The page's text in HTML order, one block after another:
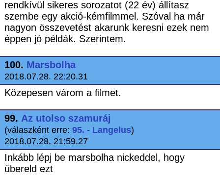
rendkívül sikeres sorozatot (22 év) állítasz
szembe egy akció-kémfilmmel. Szóval ha már
nagyon összevetést akarunk keresni ezek nem
éppen jó példák. Szerintem.
100. Marsbolha
2018.07.28. 22:20.31
Közepesen várom a filmet.
99. Az utolso szamuráj
(válaszként erre: 95. - Langelus)
2018.07.28. 21:59.27
Inkább lépj be marsbolha nickeddel, hogy
übereld ezt